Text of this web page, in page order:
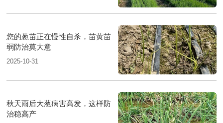
您的葱苗正在慢性自杀，苗黄苗
弱防治莫大意
2025-10-31
秋天雨后大葱病害高发，这样防
治稳高产